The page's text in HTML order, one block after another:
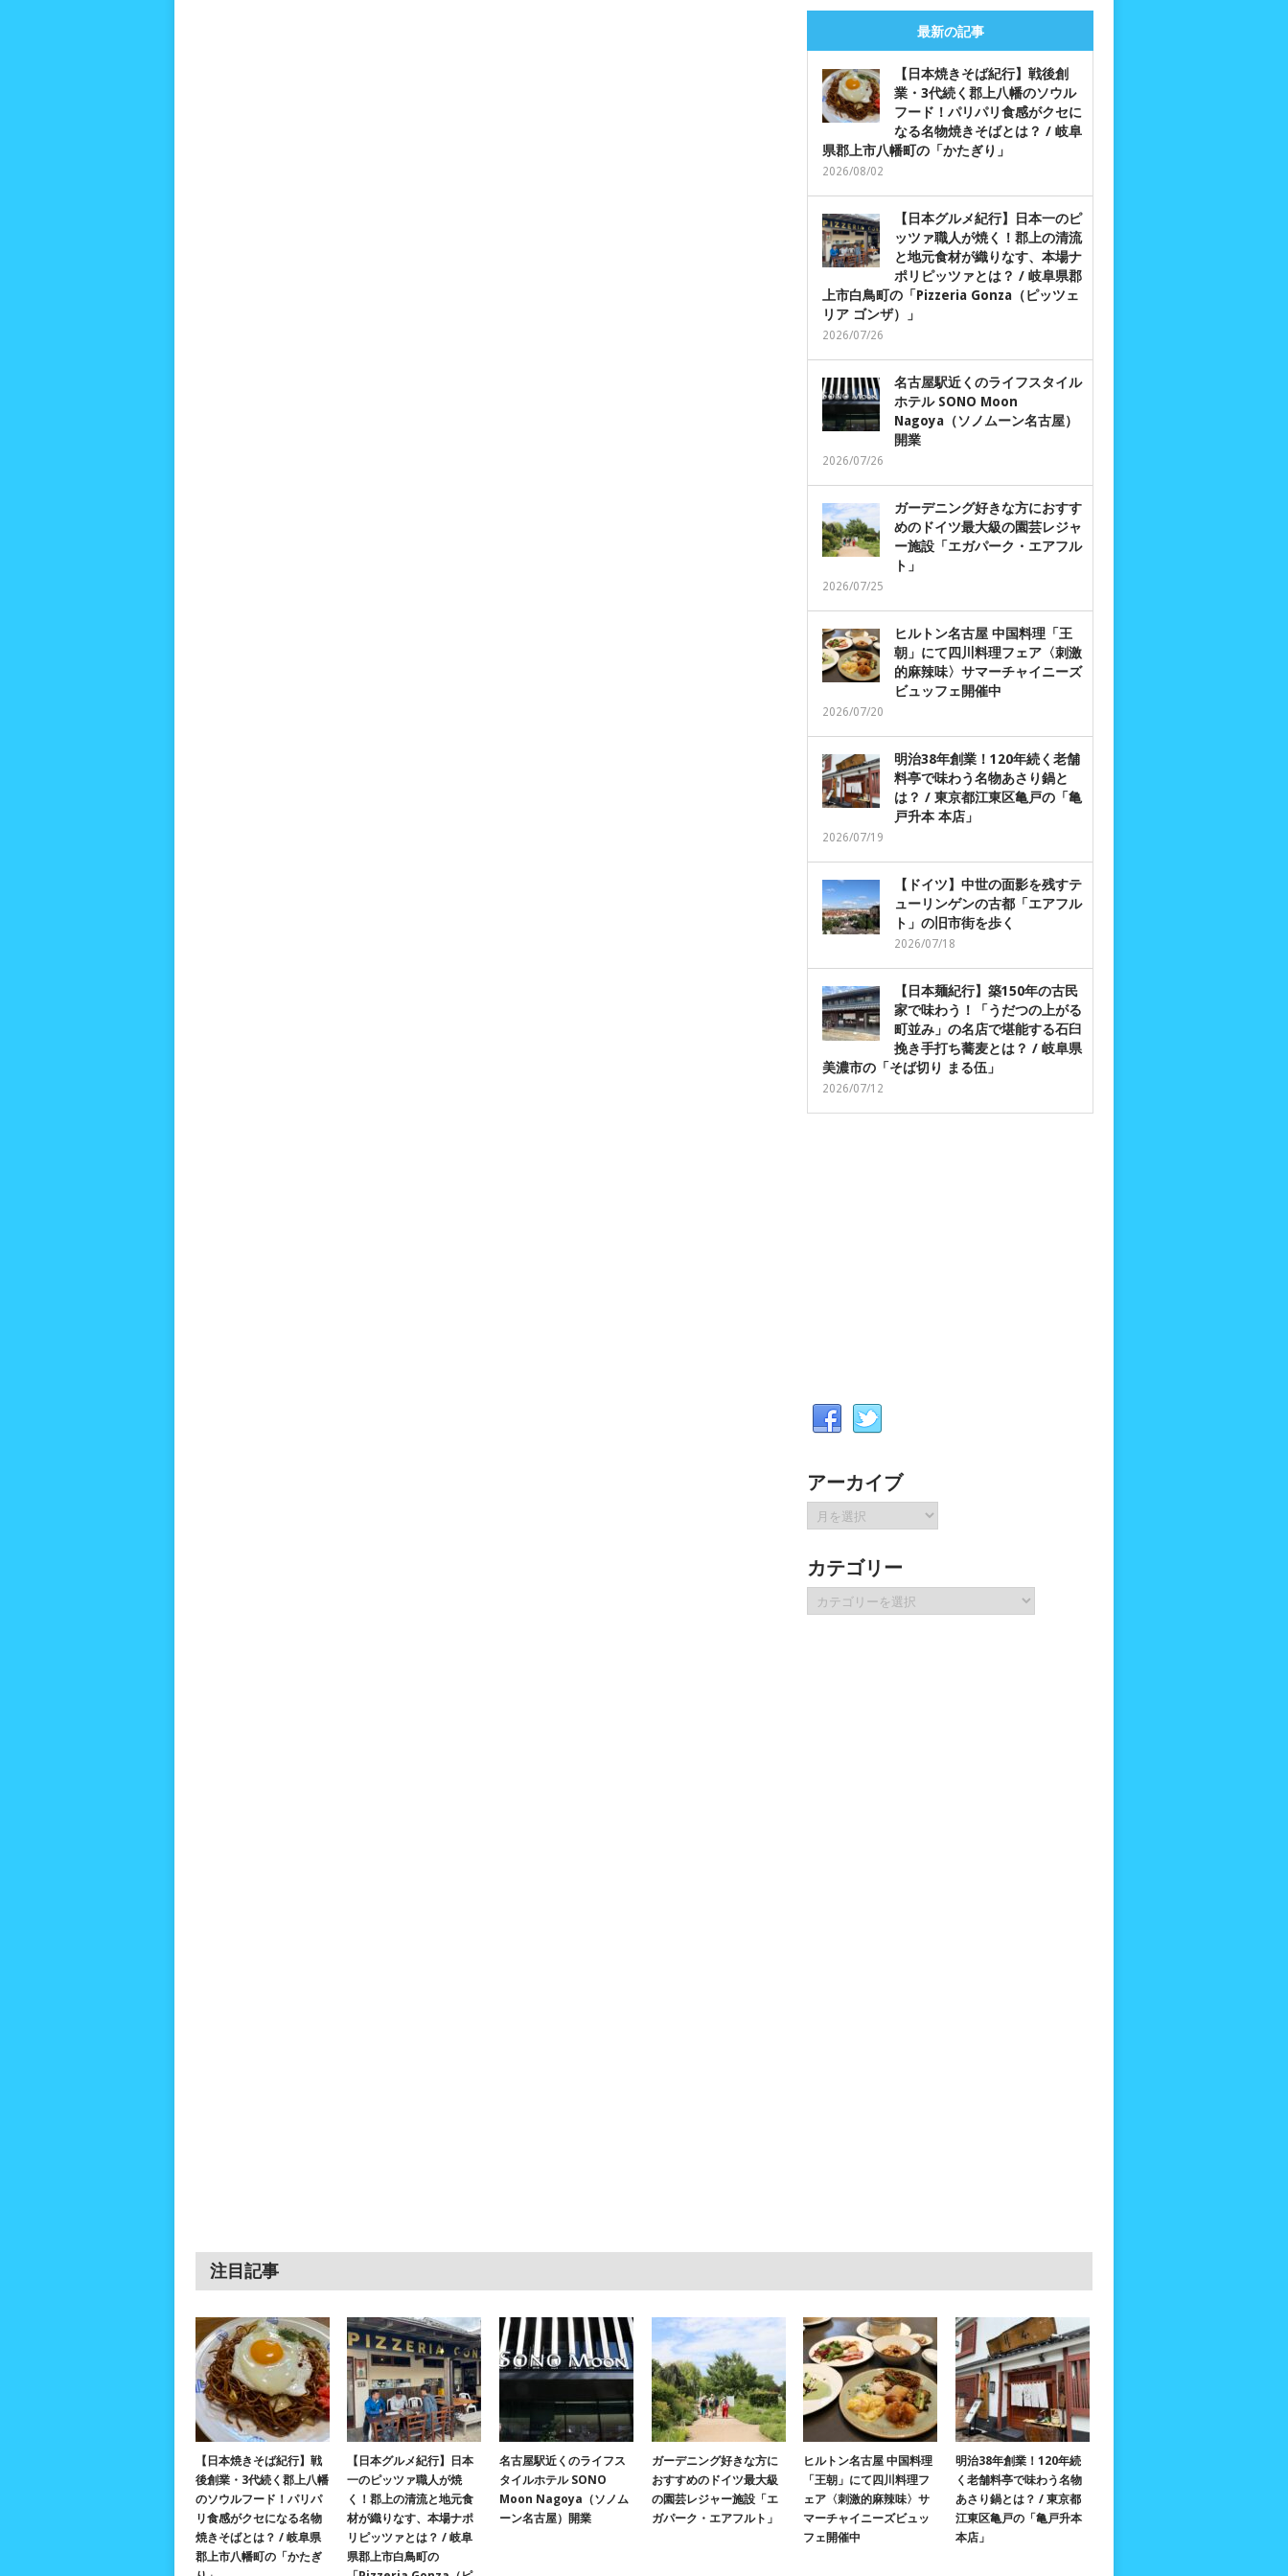
最新の記事
【日本焼きそば紀行】戦後創
業・3代続く郡上八幡のソウル
フード！パリパリ食感がクセに
なる名物焼きそばとは？ / 岐阜
県郡上市八幡町の「かたぎり」
2026/08/02
【日本グルメ紀行】日本一のピ
ッツァ職人が焼く！郡上の清流
と地元食材が織りなす、本場ナ
ポリピッツァとは？ / 岐阜県郡
上市白鳥町の「Pizzeria Gonza（ピッツェ
リア ゴンザ）」
2026/07/26
名古屋駅近くのライフスタイル
ホテル SONO Moon
Nagoya（ソノムーン名古屋）
開業
2026/07/26
ガーデニング好きな方におすす
めのドイツ最大級の園芸レジャ
ー施設「エガパーク・エアフル
ト」
2026/07/25
ヒルトン名古屋 中国料理「王
朝」にて四川料理フェア〈刺激
的麻辣味〉サマーチャイニーズ
ビュッフェ開催中
2026/07/20
明治38年創業！120年続く老舗
料亭で味わう名物あさり鍋と
は？ / 東京都江東区亀戸の「亀
戸升本 本店」
2026/07/19
【ドイツ】中世の面影を残すテ
ューリンゲンの古都「エアフル
ト」の旧市街を歩く
2026/07/18
【日本麺紀行】築150年の古民
家で味わう！「うだつの上がる
町並み」の名店で堪能する石臼
挽き手打ち蕎麦とは？ / 岐阜県
美濃市の「そば切り まる伍」
2026/07/12
アーカイブ
ア
ー
イ
ブ
カテゴリー
テ
注目記事
【日本焼きそば紀行】戦
後創業・3代続く郡上八幡
のソウルフード！パリパ
リ食感がクセになる名物
焼きそばとは？ / 岐阜県
郡上市八幡町の「かたぎ
【日本グルメ紀行】日本
一のピッツァ職人が焼
く！郡上の清流と地元食
材が織りなす、本場ナポ
リピッツァとは？ / 岐阜
県郡上市白鳥町の
名古屋駅近くのライフス
タイルホテル SONO
Moon Nagoya（ソノム
ーン名古屋）開業
ガーデニング好きな方に
おすすめのドイツ最大級
の園芸レジャー施設「エ
ガパーク・エアフルト」
ヒルトン名古屋 中国料理
「王朝」にて四川料理フ
ェア〈刺激的麻辣味〉サ
マーチャイニーズビュッ
フェ開催中
明治38年創業！120年続
く老舗料亭で味わう名物
あさり鍋とは？ / 東京都
江東区亀戸の「亀戸升本
本店」